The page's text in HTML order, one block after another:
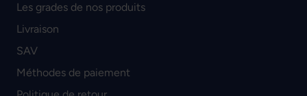
Les grades de nos produits
Livraison
SAV
Méthodes de paiement